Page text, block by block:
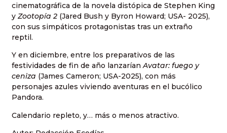
cinematográfica de la novela distópica de Stephen King
y Zootopía 2 (Jared Bush y Byron Howard; USA- 2025),
con sus simpáticos protagonistas tras un extraño
reptil.
Y en diciembre, entre los preparativos de las
festividades de fin de año lanzaríanAvatar: fuego y
ceniza (James Cameron; USA-2025), con más
personajes azules viviendo aventuras en el bucólico
Pandora.
Calendario repleto, y… más o menos atractivo.